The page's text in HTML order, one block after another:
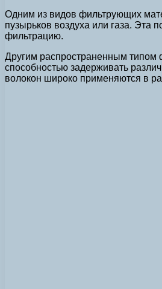
Одним из видов фильтрующих
пузырьков воздуха или газа. Эта
фильтрацию.
Другим распространенным типом
способностью задерживать
волокон широко применяются в